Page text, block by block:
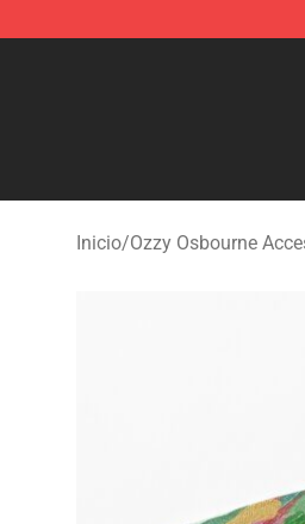
Ozzy Osbourne Store -
Inicio/Ozzy Osbourne